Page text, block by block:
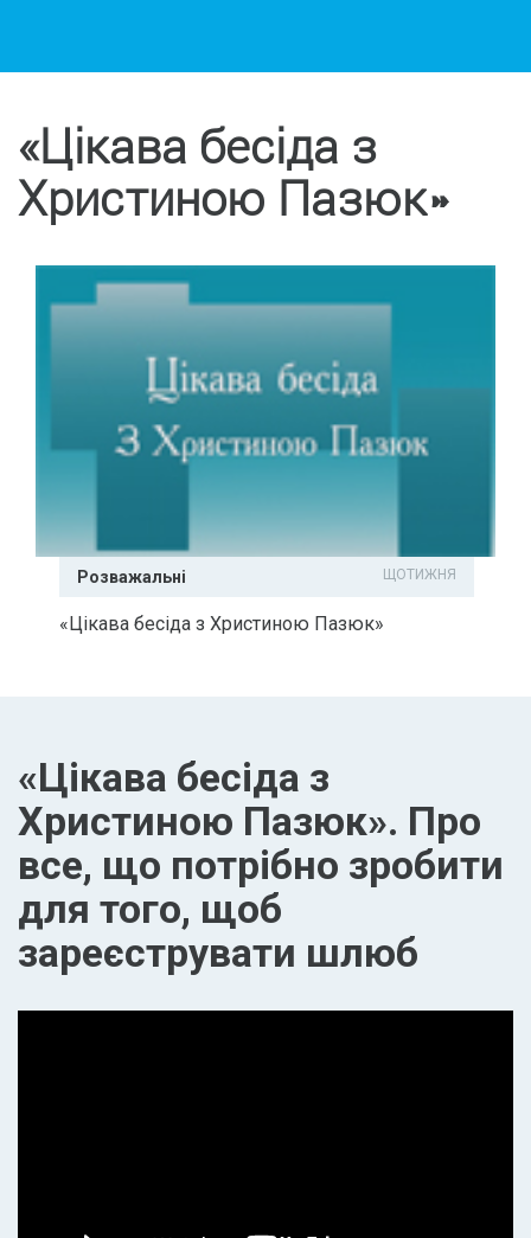
«Цікава бесіда з
Христиною Пазюк»
Розважальні ЩОТИЖНЯ
«Цікава бесіда з Христиною Пазюк»
«Цікава бесіда з
Христиною Пазюк». Про
все, що потрібно зробити
для того, щоб
зареєструвати шлюб